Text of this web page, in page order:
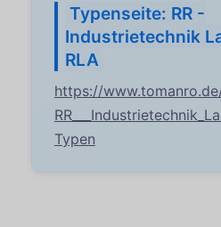
Typenseite: RR -
Industrietechnik
RLA
https://
Typen